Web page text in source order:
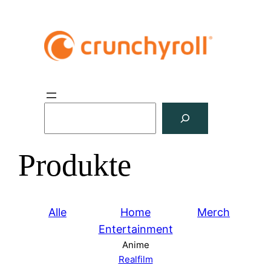
h
e
Produkte
Alle
Home
Entertainment
Anime
Realfilm
Merch